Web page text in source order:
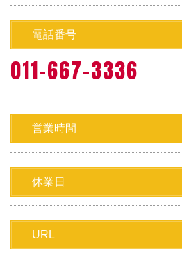
電話番号
011-667-3336
営業時間
休業日
URL